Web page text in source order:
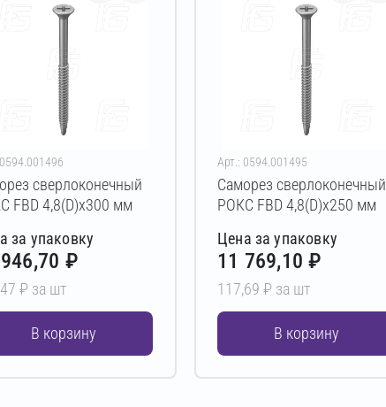
сверлоконечный
FBD 4,8(D)х300 мм
за упаковку
₽
₽ за шт
В корзину
Арт.: 0594.001495
Саморез сверлоконечный
РОКС FBD 4,8(D)х250 мм
Цена за упаковку
11 769,10 ₽
117,69 ₽ за шт
В корзину